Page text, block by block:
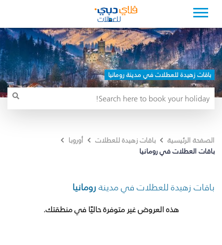
باقات زهيدة للعطلات في مدينة رومانيا
الصفحة الرئيسية باقات زهيدة للعطلات
أوروبا
باقات العطلات في رومانيا
باقات زهيدة للعطلات في مدينة رومانيا
هذه العروض غير متوفرة حاليًا في منطقتك.